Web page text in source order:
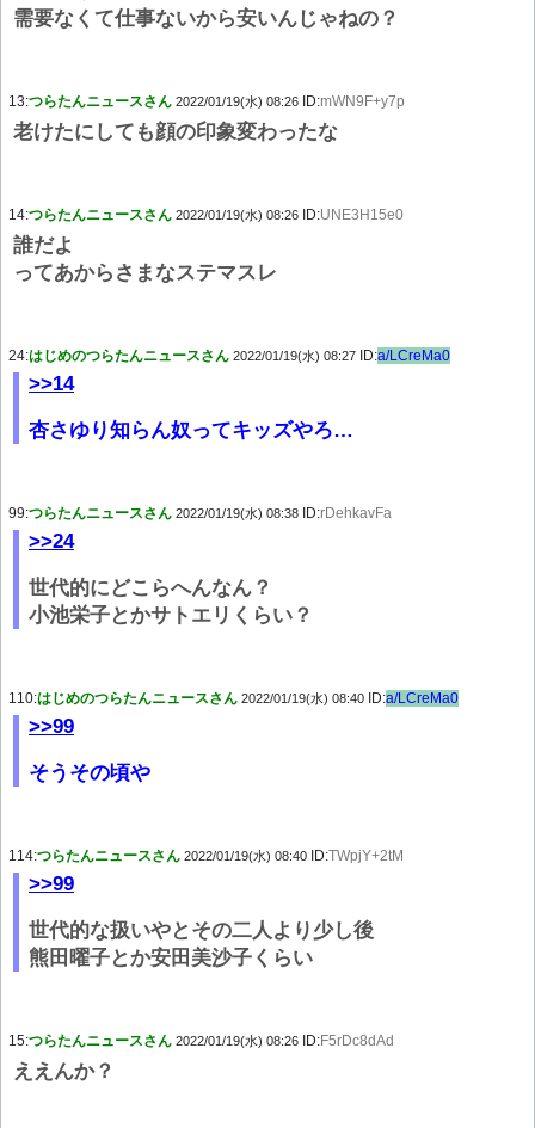
需要なくて仕事ないから安いんじゃねの？
13:つらたんニュースさん 2022/01/19(水) 08:26 ID:mWN9F+y7p
老けたにしても顔の印象変わったな
14:つらたんニュースさん 2022/01/19(水) 08:26 ID:UNE3H15e0
誰だよ
ってあからさまなステマスレ
24:はじめのつらたんニュースさん 2022/01/19(水) 08:27 ID:a/LCreMa0
>>14
杏さゆり知らん奴ってキッズやろ…
99:つらたんニュースさん 2022/01/19(水) 08:38 ID:rDehkavFa
>>24
世代的にどこらへんなん？
小池栄子とかサトエリくらい？
110:はじめのつらたんニュースさん 2022/01/19(水) 08:40 ID:a/LCreMa0
>>99
そうその頃や
114:つらたんニュースさん 2022/01/19(水) 08:40 ID:TWpjY+2tM
>>99
世代的な扱いやとその二人より少し後
熊田曜子とか安田美沙子くらい
15:つらたんニュースさん 2022/01/19(水) 08:26 ID:F5rDc8dAd
ええんか？